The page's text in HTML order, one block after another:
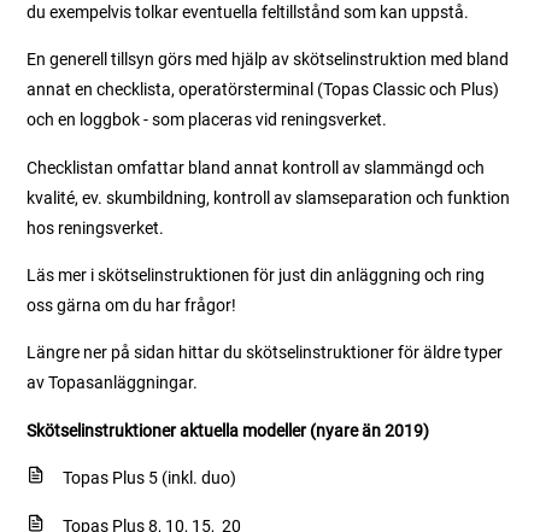
du exempelvis tolkar eventuella feltillstånd som kan uppstå.
En generell tillsyn görs med hjälp av skötselinstruktion med bland
annat en checklista, operatörsterminal (Topas Classic och Plus)
och en loggbok - som placeras vid reningsverket.
Checklistan omfattar bland annat kontroll av slammängd och
kvalité, ev. skumbildning, kontroll av slamseparation och funktion
hos reningsverket.
Läs mer i skötselinstruktionen för just din anläggning och ring
oss gärna om du har frågor!
Längre ner på sidan hittar du skötselinstruktioner för äldre typer
av Topasanläggningar.
Skötselinstruktioner aktuella modeller (nyare än 2019)
Topas Plus 5 (inkl. duo)
Topas Plus 8, 10, 15, 20